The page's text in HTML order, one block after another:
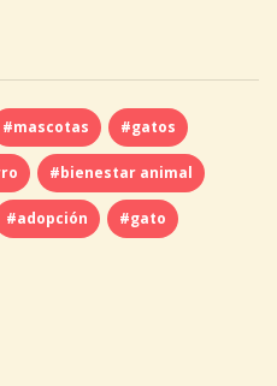
#mascotas #gatos
#bienestar animal
#adopción #gato